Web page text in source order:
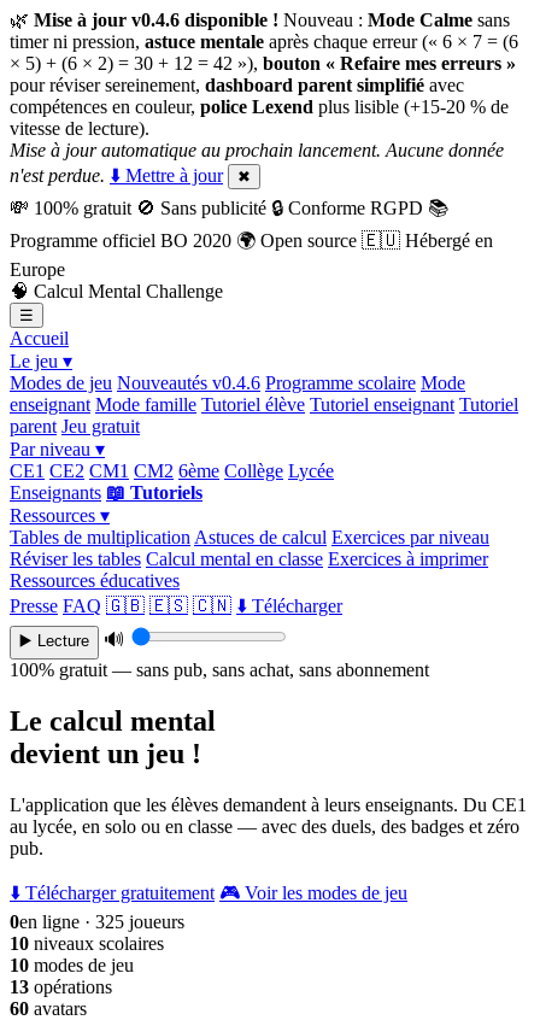
🌿 Mise à jour v0.4.6 disponible ! Nouveau : Mode Calme sans
timer ni pression, astuce mentale après chaque erreur (« 6 × 7 = (6
× 5) + (6 × 2) = 30 + 12 = 42 »), bouton « Refaire mes erreurs »
pour réviser sereinement, dashboard parent simplifié avec
compétences en couleur, police Lexend plus lisible (+15-20 % de
vitesse de lecture).
Mise à jour automatique au prochain lancement. Aucune donnée
n'est perdue. ⬇️ Mettre à jour ✖
💸 100% gratuit 🚫 Sans publicité 🔒 Conforme RGPD 📚
Programme officiel BO 2020 🌍 Open source 🇪🇺 Hébergé en
Europe
🧠 Calcul Mental Challenge
☰
Accueil
Le jeu ▾
Modes de jeu Nouveautés v0.4.6 Programme scolaire Mode
enseignant Mode famille Tutoriel élève Tutoriel enseignant Tutoriel
parent Jeu gratuit
Par niveau ▾
CE1 CE2 CM1 CM2 6ème Collège Lycée
Enseignants 📖 Tutoriels
Ressources ▾
Tables de multiplication Astuces de calcul Exercices par niveau
Réviser les tables Calcul mental en classe Exercices à imprimer
Ressources éducatives
Presse FAQ 🇬🇧 🇪🇸 🇨🇳 ⬇️ Télécharger
▶️ Lecture
🔊
100% gratuit — sans pub, sans achat, sans abonnement
Le calcul mental
devient un jeu !
L'application que les élèves demandent à leurs enseignants. Du CE1
au lycée, en solo ou en classe — avec des duels, des badges et zéro
pub.
⬇️ Télécharger gratuitement 🎮 Voir les modes de jeu
0en ligne · 325 joueurs
10 niveaux scolaires
10 modes de jeu
13 opérations
60 avatars